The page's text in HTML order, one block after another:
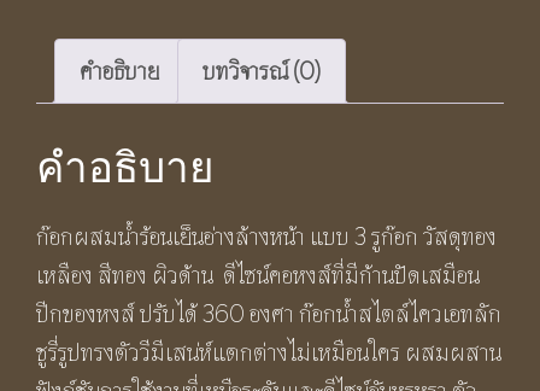
Handle
Deck
Widespread
Bathroom
Basin
คำอธิบาย บทวิจารณ์ (0)
คำอธิบาย
ก๊อกผสมน้ำร้อนเย็นอ่างล้างหน้า แบบ 3 รูก๊อก วัสดุทอง
เหลือง สีทอง ผิวด้าน ดีไซน์คอหงส์ที่มีก้านปัดเสมือน
ปีกของหงส์ ปรับได้ 360 องศา ก๊อกน้ำสไตล์ไควเอทลัก
ชูรี่รูปทรงตัววีมีเสน่ห์แตกต่างไม่เหมือนใคร ผสมผสาน